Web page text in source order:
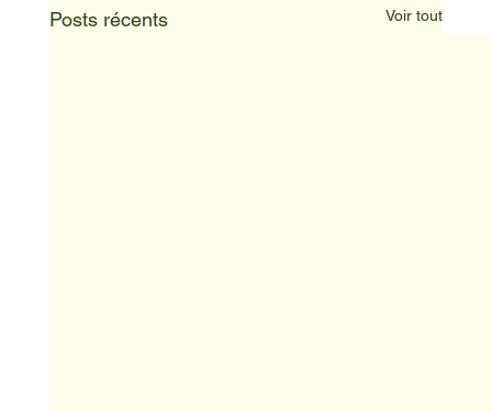
Posts récents Voir tout